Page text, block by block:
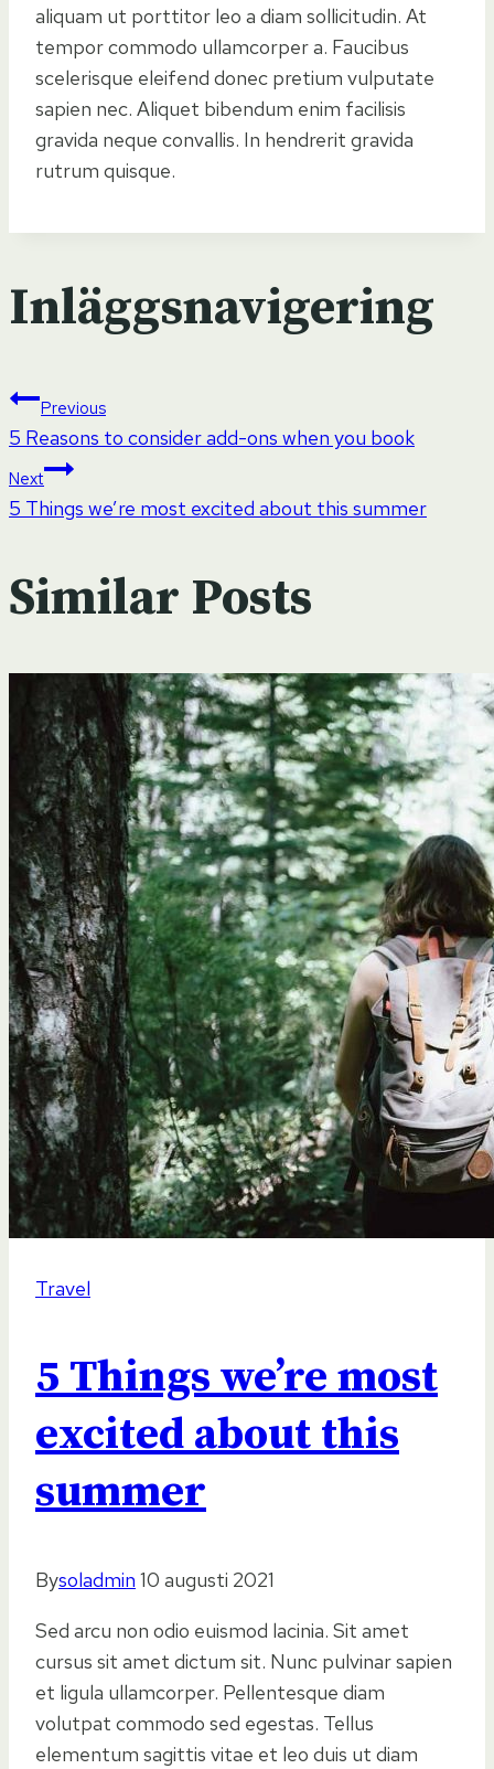
aliquam ut porttitor leo a diam sollicitudin. At
tempor commodo ullamcorper a. Faucibus
scelerisque eleifend donec pretium vulputate
sapien nec. Aliquet bibendum enim facilisis
gravida neque convallis. In hendrerit gravida
rutrum quisque.
Inläggsnavigering
Previous
5 Reasons to consider add-ons when you book
Next
5 Things we’re most excited about this summer
Similar Posts
Travel
5 Things we’re most
excited about this
summer
Bysoladmin 10 augusti 2021
Sed arcu non odio euismod lacinia. Sit amet
cursus sit amet dictum sit. Nunc pulvinar sapien
et ligula ullamcorper. Pellentesque diam
volutpat commodo sed egestas. Tellus
elementum sagittis vitae et leo duis ut diam